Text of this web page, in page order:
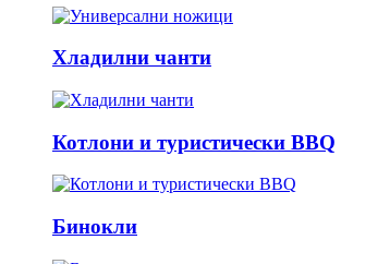
Хладилни чанти
Котлони и туристически BBQ
Бинокли